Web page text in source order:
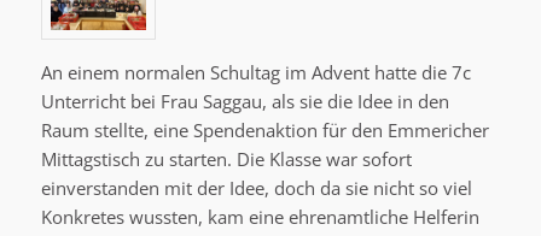
An einem normalen Schultag im Advent hatte die 7c
Unterricht bei Frau Saggau, als sie die Idee in den
Raum stellte, eine Spendenaktion für den Emmericher
Mittagstisch zu starten. Die Klasse war sofort
einverstanden mit der Idee, doch da sie nicht so viel
Konkretes wussten, kam eine ehrenamtliche Helferin